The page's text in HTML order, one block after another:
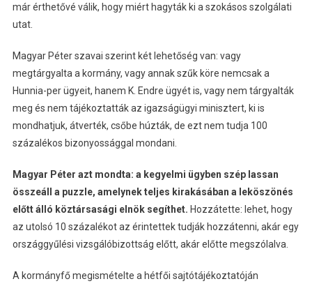
már érthetővé válik, hogy miért hagyták ki a szokásos szolgálati
utat.
Magyar Péter szavai szerint két lehetőség van: vagy
megtárgyalta a kormány, vagy annak szűk köre nemcsak a
Hunnia-per ügyeit, hanem K. Endre ügyét is, vagy nem tárgyalták
meg és nem tájékoztatták az igazságügyi minisztert, ki is
mondhatjuk, átverték, csőbe húzták, de ezt nem tudja 100
százalékos bizonyossággal mondani.
Magyar Péter azt mondta: a kegyelmi ügyben szép lassan
összeáll a puzzle, amelynek teljes kirakásában a leköszönés
előtt álló köztársasági elnök segíthet. Hozzátette: lehet, hogy
az utolsó 10 százalékot az érintettek tudják hozzátenni, akár egy
országgyűlési vizsgálóbizottság előtt, akár előtte megszólalva.
A kormányfő megismételte a hétfői sajtótájékoztatóján